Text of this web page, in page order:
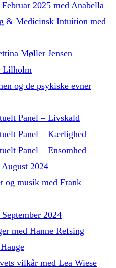
2025 med Anabella
& Medicinsk Intuition med
Møller Jensen
Lilholm
og de psykiske evner
Panel – Livskald
Panel – Kærlighed
Panel – Ensomhed
2024
og musik med Frank
2024
med Hanne Refsing
vilkår med Lea Wiese